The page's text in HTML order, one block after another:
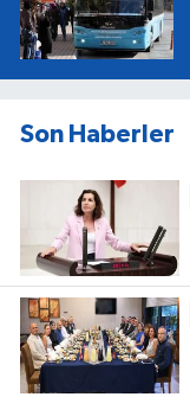
Son Haberler